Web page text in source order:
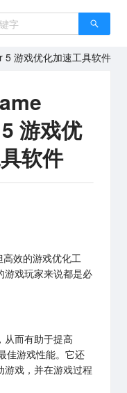
5 游戏优化加速工具软件
游戏优
软件
效的游戏优化工
游戏玩家来说都是必
从而有助于提高
佳游戏性能。它还
游戏，并在游戏过程